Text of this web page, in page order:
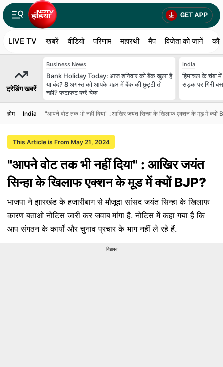
LIVE TV खबरें वीडियो परिणाम महारथी मैप विजेता को जानें
ट्रेडिंग खबरें
Business News
Bank Holiday Today: आज शनिवार को बैंक खुला है
या बंद? 8 अगस्त को आपके शहर में बैंक की छुट्टी तो
नहीं? फटाफट करें चेक
India
हिमाचल के चंबा में
सड़क पर गिरी
होम India "आपने वोट तक भी नहीं दिया" : आखिर जयंत सिन्‍हा के खिलाफ एक्शन के मूड में क्यों
This Article is From May 21, 2024
"आपने वोट तक भी नहीं दिया" : आखिर जयंत
सिन्‍हा के खिलाफ एक्शन के मूड में क्यों BJP?
भाजपा ने झारखंड के हजारीबाग से मौजूदा सांसद जयंत सिन्‍हा के खिलाफ
कारण बताओ नोटिस जारी कर जवाब मांगा है. नोटिस में कहा गया है कि
आप संगठन के कार्यों और चुनाव प्रचार के भाग नहीं ले रहे हैं.
विज्ञापन